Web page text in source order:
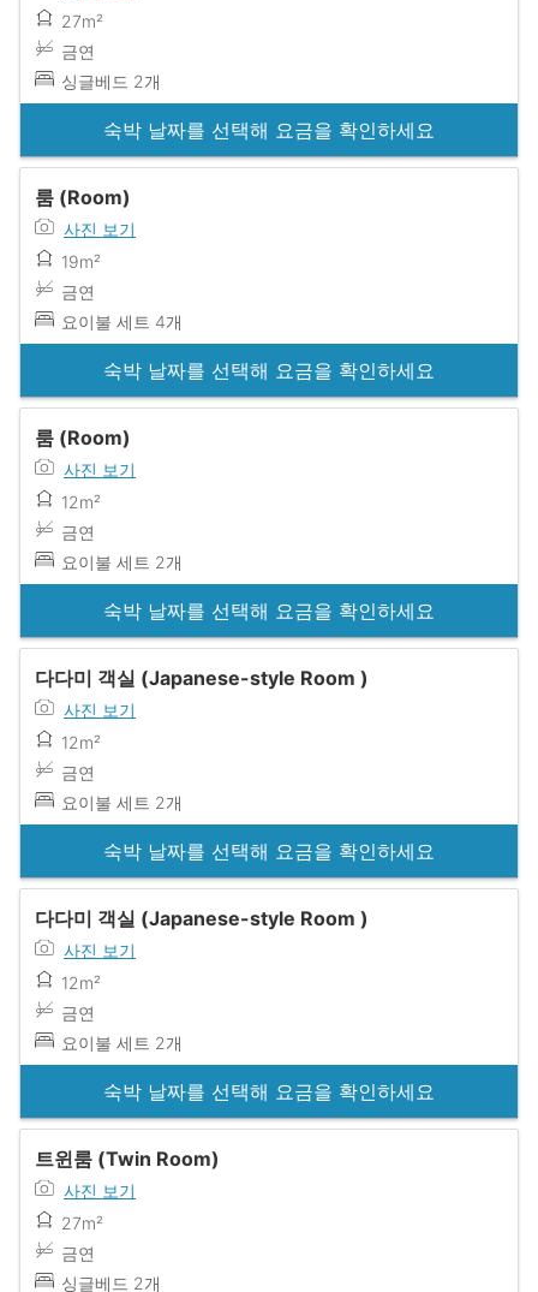
27m²
금연
싱글베드 2개
숙박 날짜를 선택해 요금을 확인하세요
룸 (Room)
사진 보기
19m²
금연
요이불 세트 4개
숙박 날짜를 선택해 요금을 확인하세요
룸 (Room)
사진 보기
12m²
금연
요이불 세트 2개
숙박 날짜를 선택해 요금을 확인하세요
다다미 객실 (Japanese-style Room )
사진 보기
12m²
금연
요이불 세트 2개
숙박 날짜를 선택해 요금을 확인하세요
다다미 객실 (Japanese-style Room )
사진 보기
12m²
금연
요이불 세트 2개
숙박 날짜를 선택해 요금을 확인하세요
트윈룸 (Twin Room)
사진 보기
27m²
금연
싱글베드 2개